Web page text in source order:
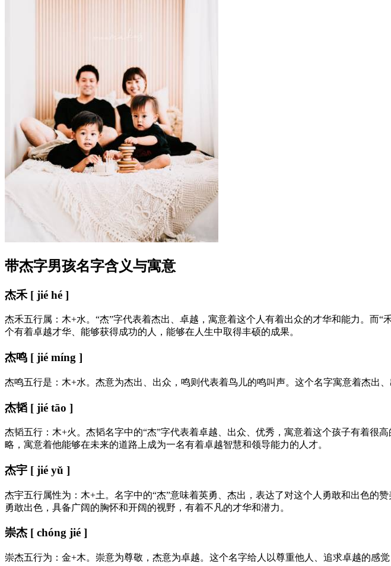
带杰字男孩名字含义与寓意
杰禾 [ jié hé ]
杰禾五行属：木+水。“杰”字代表着杰出、卓越，寓意着这个人有着出众的才华和能力。而
个有着卓越才华、能够获得成功的人，能够在人生中取得丰硕的成果。
杰鸣 [ jié míng ]
杰鸣五行是：木+水。杰意为杰出、出众，鸣则代表着鸟儿的鸣叫声。这个名字寓意着杰出
杰韬 [ jié tāo ]
杰韬五行：木+火。杰韬名字中的“杰”字代表着卓越、出众、优秀，寓意着这个孩子有着很
略，寓意着他能够在未来的道路上成为一名有着卓越智慧和领导能力的人才。
杰宇 [ jié yǔ ]
杰宇五行属性为：木+土。名字中的“杰”意味着英勇、杰出，表达了对这个人勇敢和出色的
勇敢出色，具备广阔的胸怀和开阔的视野，有着不凡的才华和潜力。
崇杰 [ chóng jié ]
崇杰五行为：金+木。崇意为尊敬，杰意为卓越。这个名字给人以尊重他人、追求卓越的感